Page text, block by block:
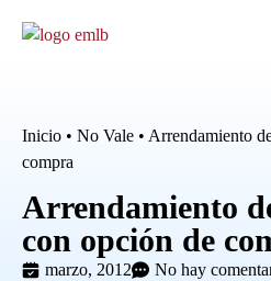
Inicio • No Vale • Arrendamiento
compra
Arrendamiento
con opción de
marzo, 2012 No hay